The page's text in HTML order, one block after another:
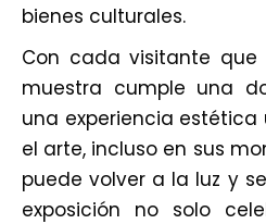
bienes culturales.
Con cada visitante que
muestra cumple una
una experiencia
el arte, incluso en sus
puede volver a la luz y
exposición no solo